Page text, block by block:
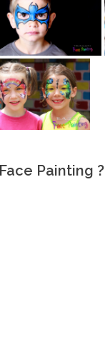
Painting ?